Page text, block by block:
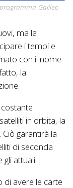
Galileo
ma la
i tempi e
con il nome
la
in orbita, la
garantirà la
di seconda
attuali.
di avere le carte